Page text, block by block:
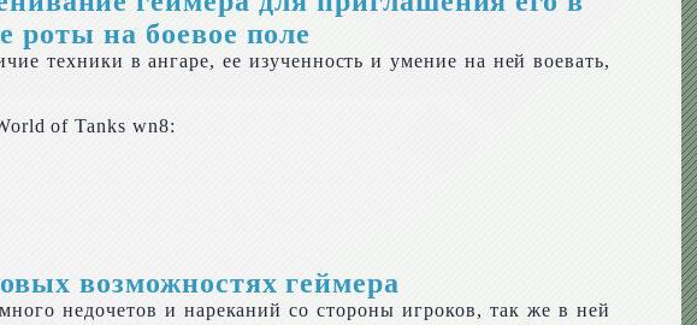
роты на боевое поле
техники в ангаре, ее изученность и умение на ней воевать,
of Tanks wn8:
возможностях геймера
недочетов и нареканий со стороны игроков, так же в ней